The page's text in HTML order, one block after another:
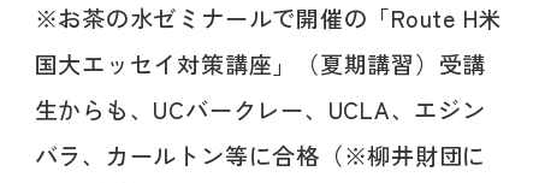
※お茶の水ゼミナールで開催の「Route H米
国大エッセイ対策講座」（夏期講習）受講
生からも、UCバークレー、UCLA、エジン
バラ、カールトン等に合格（※柳井財団に